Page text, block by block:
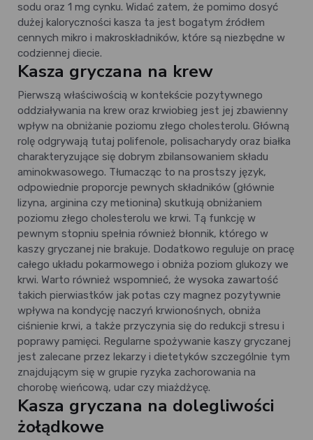
sodu oraz 1 mg cynku. Widać zatem, że pomimo dosyć
dużej kaloryczności kasza ta jest bogatym źródłem
cennych mikro i makroskładników, które są niezbędne w
codziennej diecie.
Kasza gryczana na krew
Pierwszą właściwością w kontekście pozytywnego
oddziaływania na krew oraz krwiobieg jest jej zbawienny
wpływ na obniżanie poziomu złego cholesterolu. Główną
rolę odgrywają tutaj polifenole, polisacharydy oraz białka
charakteryzujące się dobrym zbilansowaniem składu
aminokwasowego. Tłumacząc to na prostszy język,
odpowiednie proporcje pewnych składników (głównie
lizyna, arginina czy metionina) skutkują obniżaniem
poziomu złego cholesterolu we krwi. Tą funkcję w
pewnym stopniu spełnia również błonnik, którego w
kaszy gryczanej nie brakuje. Dodatkowo reguluje on pracę
całego układu pokarmowego i obniża poziom glukozy we
krwi. Warto również wspomnieć, że wysoka zawartość
takich pierwiastków jak potas czy magnez pozytywnie
wpływa na kondycję naczyń krwionośnych, obniża
ciśnienie krwi, a także przyczynia się do redukcji stresu i
poprawy pamięci. Regularne spożywanie kaszy gryczanej
jest zalecane przez lekarzy i dietetyków szczególnie tym
znajdującym się w grupie ryzyka zachorowania na
chorobę wieńcową, udar czy miażdżycę.
Kasza gryczana na dolegliwości
żołądkowe